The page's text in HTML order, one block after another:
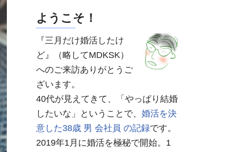
ようこそ！
『三月だけ婚活したけ
ど』（略してMDKSK）
へのご来訪ありがとうご
ざいます。
40代が見えてきて、「やっぱり結婚
したいな」ということで、 婚活を決
意した38歳 男 会社員 の記録です。
2019年1月に婚活を極秘で開始。1